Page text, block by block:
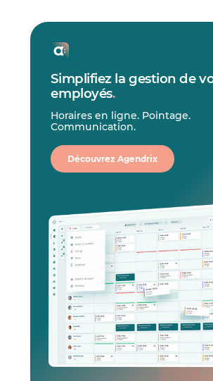
Simplifiez la gestion de
employés.
Horaires en ligne. Pointage.
Communication.
Découvrez Agendrix